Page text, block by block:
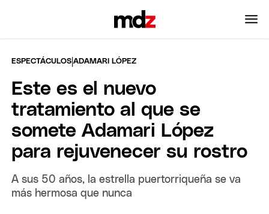
ESPECTÁCULOS |ADAMARI LÓPEZ
Este es el nuevo
tratamiento al que se
somete Adamari López
para rejuvenecer su rostro
A sus 50 años, la estrella puertorriqueña se va
más hermosa que nunca